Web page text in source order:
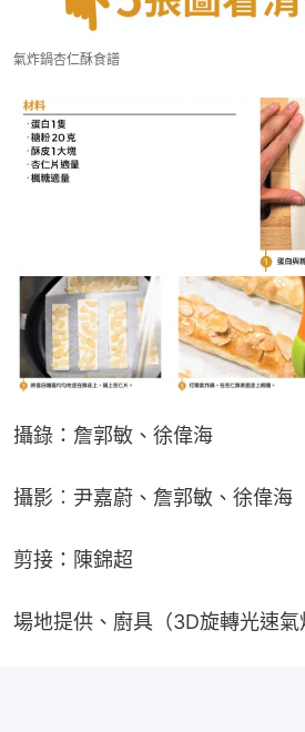
氣炸鍋杏仁酥食譜
攝錄：詹郭敏、徐偉海
攝影︰尹嘉蔚、詹郭敏、徐偉海
剪接：陳錦超
場地提供、廚具（3D旋轉光速氣